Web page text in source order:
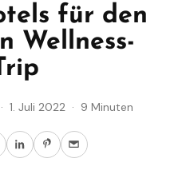
für den
Wellness-
· 1. Juli 2022 · 9 Minuten